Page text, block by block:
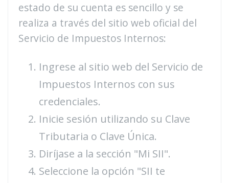
estado de su cuenta es sencillo y se
realiza a través del sitio web oficial del
Servicio de Impuestos Internos:
Ingrese al sitio web del Servicio de
Impuestos Internos con sus
credenciales.
Inicie sesión utilizando su Clave
Tributaria o Clave Única.
Diríjase a la sección "Mi SII".
Seleccione la opción "SII te